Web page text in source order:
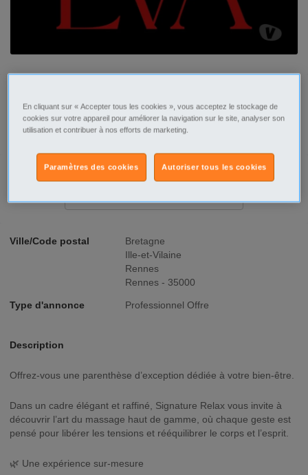
Ville/Code postal
Bretagne
Ille-et-Vilaine
Rennes
Rennes - 35000
Type d'annonce Professionnel Offre
Description
Offrez-vous une parenthèse d’exception dédiée à votre bien-être.
Dans un cadre élégant et raffiné, Signature Relax vous invite à
découvrir l’art du massage haut de gamme, où chaque geste est
pensé pour libérer les tensions et rééquilibrer le corps et l’esprit.
🌿 Une expérience sur-mesure
Contacter par email
En cliquant sur « Accepter tous les cookies », vous acceptez le stockage de
cookies sur votre appareil pour améliorer la navigation sur le site, analyser son
utilisation et contribuer à nos efforts de marketing.
Autoriser tous les cookies
Paramètres des cookies